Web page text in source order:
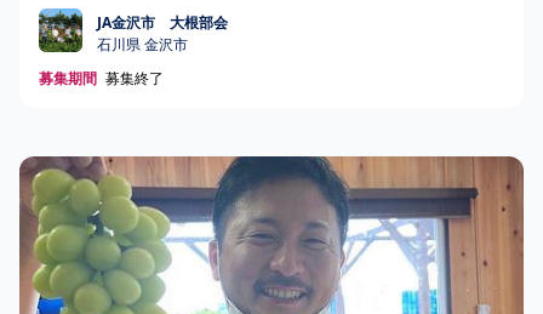
JA金沢市 大根部会
JA金沢市 大根部会
石川県 金沢市
募集期間 募集終了